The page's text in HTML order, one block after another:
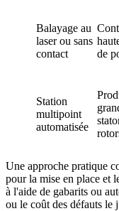
Balayage au
laser ou sans
contact
de
Station
multipoint
automatisée
Une approche pratique
pour la mise en place et
à l'aide de gabarits ou
ou le coût des défauts le